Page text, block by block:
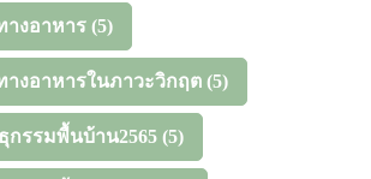
งอาหาร (5)
งอาหารในภาวะวิกฤต (5)
รรมพื้นบ้าน2565 (5)